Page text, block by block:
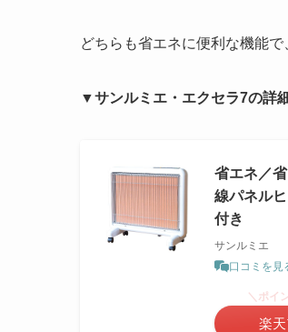
どちらも省エネに便利な機能
▼サンルミエ・エクセラ7の詳
省エネ／
線パネル
付き
サンルミエ
口コミを見
＼ポイ
楽